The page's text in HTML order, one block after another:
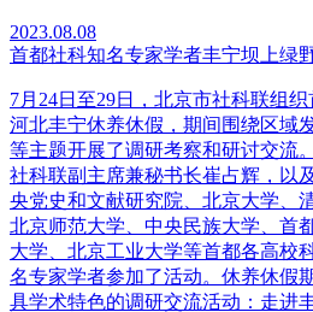
2023.08.08
首都社科知名专家学者丰宁坝上绿
7月24日至29日，北京市社科联组
河北丰宁休养休假，期间围绕区域
等主题开展了调研考察和研讨交流
社科联副主席兼秘书长崔占辉，以
央党史和文献研究院、北京大学、
北京师范大学、中央民族大学、首
大学、北京工业大学等首都各高校
名专家学者参加了活动。休养休假
具学术特色的调研交流活动：走进